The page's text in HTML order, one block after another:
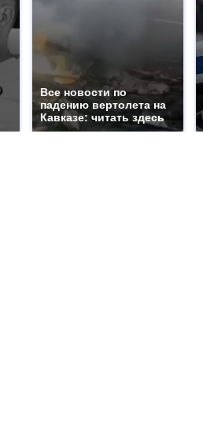
Все новости по
падению вертолета на
Кавказе: читать здесь